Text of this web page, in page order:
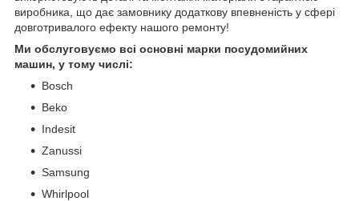
виробника, що дає замовнику додаткову впевненість у сфері
довготривалого ефекту нашого ремонту!
Ми обслуговуємо всі основні марки посудомийних
машин, у тому числі:
Bosch
Beko
Indesit
Zanussi
Samsung
Whirlpool